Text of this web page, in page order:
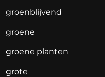
groenblijvend
groene
groene planten
grote